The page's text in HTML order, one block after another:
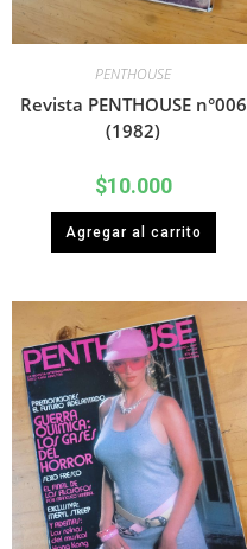
PENTHOUSE
Revista PENTHOUSE n°006
(1982)
$10.000
Agregar al carrito